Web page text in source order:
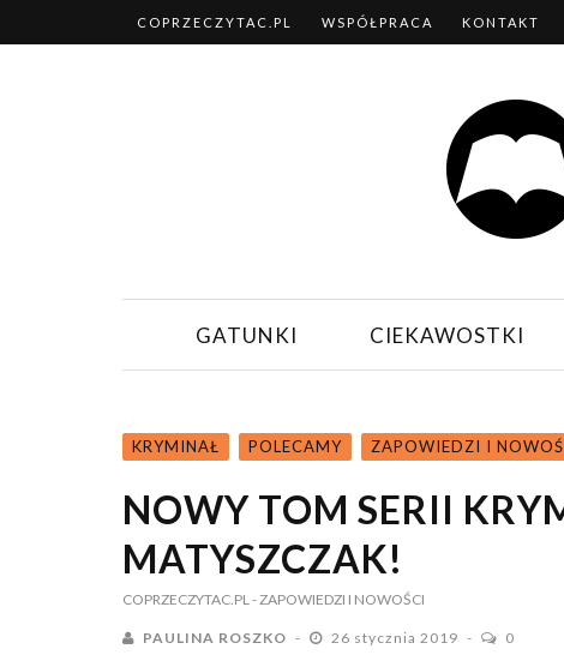
COPRZECZYTAC.PL WSPÓŁPRACA KONTAKT
GATUNKI CIEKAWOSTKI
KRYMINAŁ POLECAMY ZAPOWIEDZI I
NOWY TOM SERII
MATYSZCZAK!
COPRZECZYTAC.PL- ZAPOWIEDZI I NOWOŚCI
PAULINA ROSZKO 26 stycznia 2019 0